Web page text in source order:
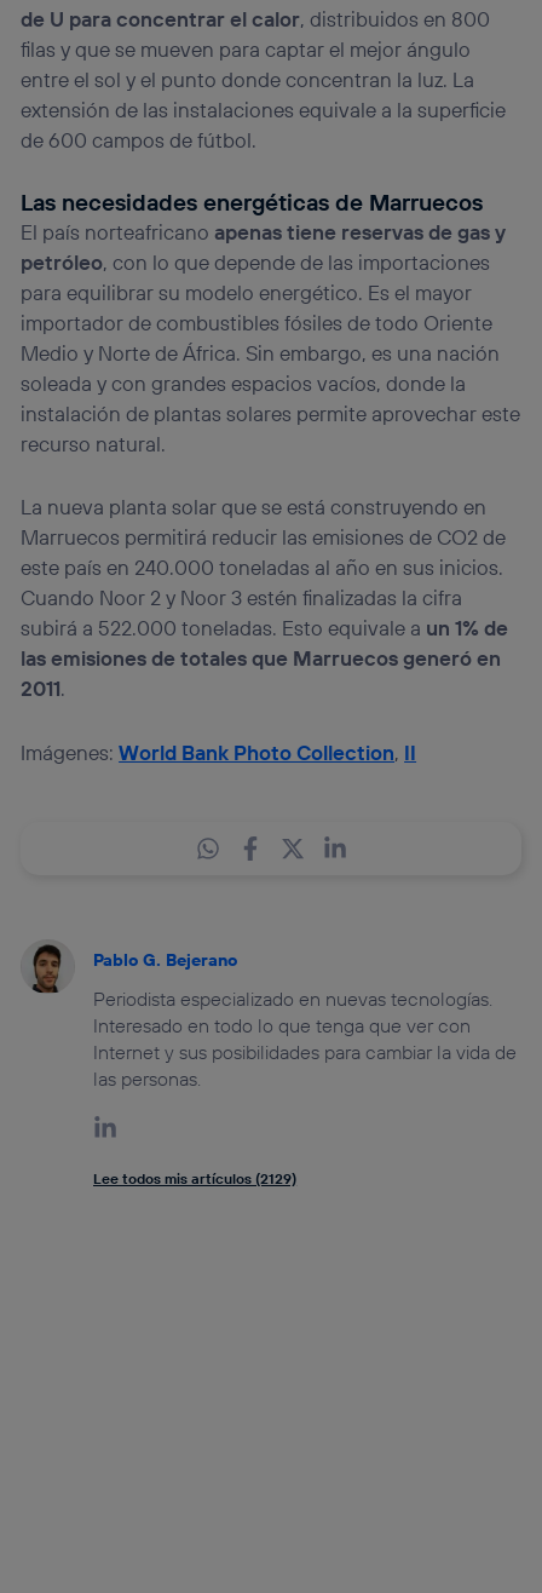
de U para concentrar el calor, distribuidos en 800
filas y que se mueven para captar el mejor ángulo
entre el sol y el punto donde concentran la luz. La
extensión de las instalaciones equivale a la superficie
de 600 campos de fútbol.
Las necesidades energéticas de Marruecos
El país norteafricano apenas tiene reservas de gas y
petróleo, con lo que depende de las importaciones
para equilibrar su modelo energético. Es el mayor
importador de combustibles fósiles de todo Oriente
Medio y Norte de África. Sin embargo, es una nación
soleada y con grandes espacios vacíos, donde la
instalación de plantas solares permite aprovechar este
recurso natural.
La nueva planta solar que se está construyendo en
Marruecos permitirá reducir las emisiones de CO2 de
este país en 240.000 toneladas al año en sus inicios.
Cuando Noor 2 y Noor 3 estén finalizadas la cifra
subirá a 522.000 toneladas. Esto equivale a un 1% de
las emisiones de totales que Marruecos generó en
2011.
Imágenes:World Bank Photo Collection, II
Pablo G. Bejerano
Periodista especializado en nuevas tecnologías.
Interesado en todo lo que tenga que ver con
Internet y sus posibilidades para cambiar la vida de
las personas.
Lee todos mis artículos (2129)